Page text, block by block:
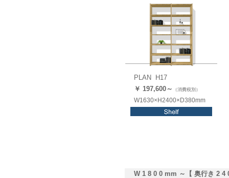
PLAN H17
￥ 197,600～ （消費税別）
W1630×H2400×D380mm
W 1 8 0 0 mm ～【 奥行き 2 4